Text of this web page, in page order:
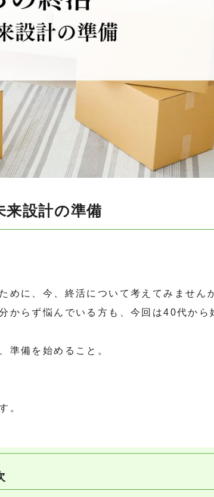
来設計の準備
めに、今、終活について考えてみません
からず悩んでいる方も、今回は40代から
準備を始めること。
。